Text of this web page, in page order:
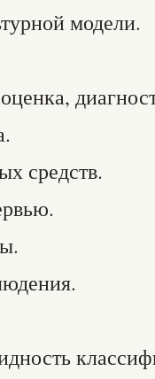
модели.
средств.